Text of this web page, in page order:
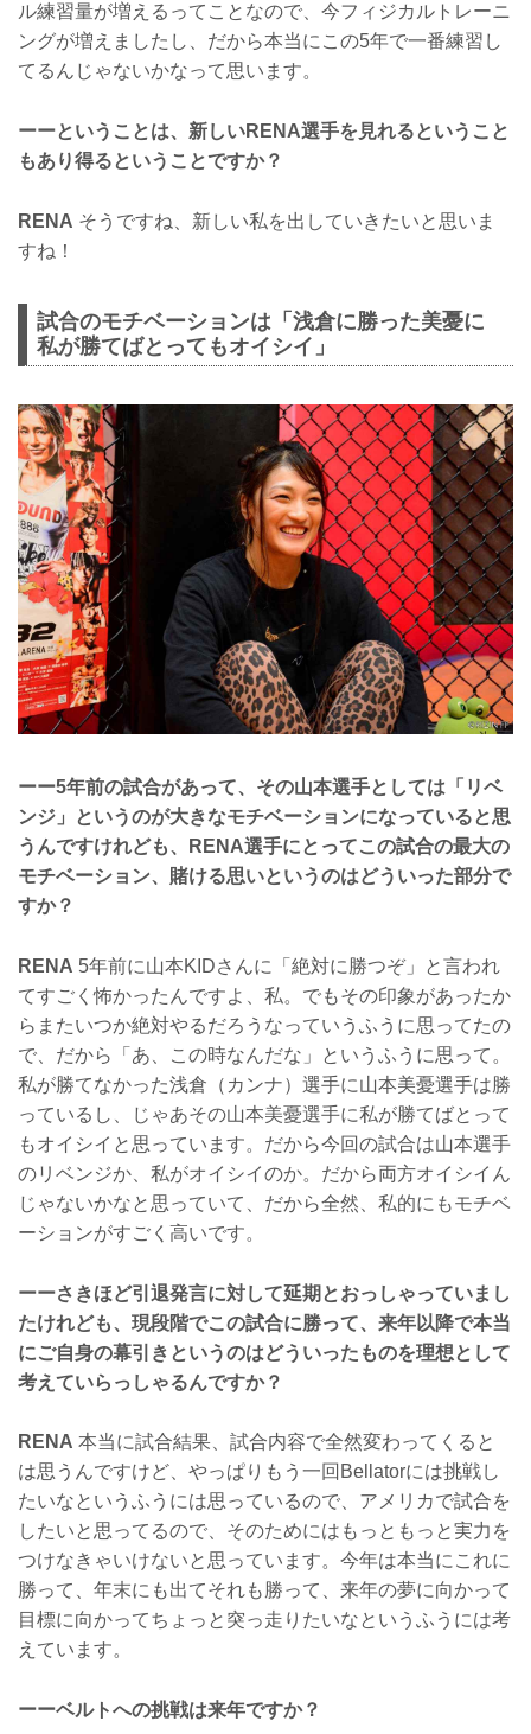
ル練習量が増えるってことなので、今フィジカルトレーニ
ングが増えましたし、だから本当にこの5年で一番練習し
てるんじゃないかなって思います。
ーーということは、新しいRENA選手を見れるということ
もあり得るということですか？
RENA そうですね、新しい私を出していきたいと思いま
すね！
試合のモチベーションは「浅倉に勝った美憂に
私が勝てばとってもオイシイ」
ーー5年前の試合があって、その山本選手としては「リベ
ンジ」というのが大きなモチベーションになっていると思
うんですけれども、RENA選手にとってこの試合の最大の
モチベーション、賭ける思いというのはどういった部分で
すか？
RENA 5年前に山本KIDさんに「絶対に勝つぞ」と言われ
てすごく怖かったんですよ、私。でもその印象があったか
らまたいつか絶対やるだろうなっていうふうに思ってたの
で、だから「あ、この時なんだな」というふうに思って。
私が勝てなかった浅倉（カンナ）選手に山本美憂選手は勝
っているし、じゃあその山本美憂選手に私が勝てばとって
もオイシイと思っています。だから今回の試合は山本選手
のリベンジか、私がオイシイのか。だから両方オイシイん
じゃないかなと思っていて、だから全然、私的にもモチベ
ーションがすごく高いです。
ーーさきほど引退発言に対して延期とおっしゃっていまし
たけれども、現段階でこの試合に勝って、来年以降で本当
にご自身の幕引きというのはどういったものを理想として
考えていらっしゃるんですか？
RENA 本当に試合結果、試合内容で全然変わってくると
は思うんですけど、やっぱりもう一回Bellatorには挑戦し
たいなというふうには思っているので、アメリカで試合を
したいと思ってるので、そのためにはもっともっと実力を
つけなきゃいけないと思っています。今年は本当にこれに
勝って、年末にも出てそれも勝って、来年の夢に向かって
目標に向かってちょっと突っ走りたいなというふうには考
えています。
ーーベルトへの挑戦は来年ですか？